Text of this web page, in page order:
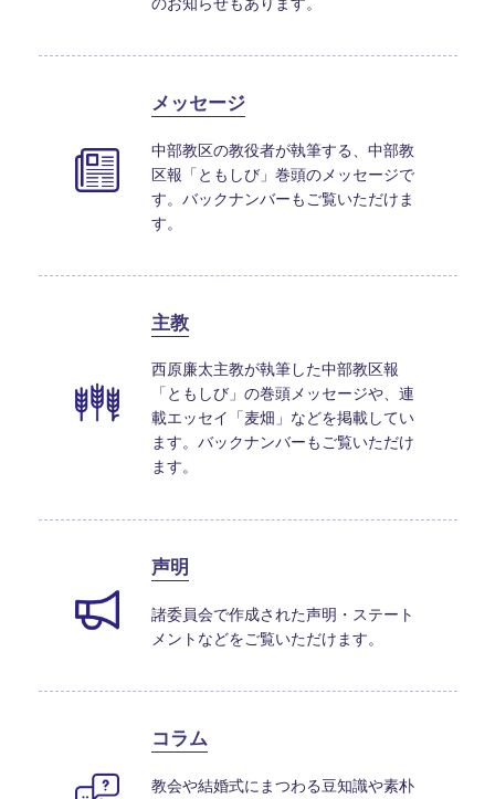
メッセージ
中部教区の教役者が執筆する、中部教
区報「ともしび」巻頭のメッセージで
す。バックナンバーもご覧いただけま
す。
主教
西原廉太主教が執筆した中部教区報
「ともしび」の巻頭メッセージや、連
載エッセイ「麦畑」などを掲載してい
ます。バックナンバーもご覧いただけ
ます。
声明
諸委員会で作成された声明・ステート
メントなどをご覧いただけます。
コラム
教会や結婚式にまつわる豆知識や素朴